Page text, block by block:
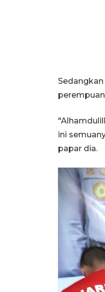
ini
papar dia.